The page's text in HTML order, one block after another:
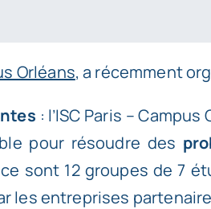
Orléans, a récemment
: l’ISC Paris – Campus
pour résoudre des
sont 12 groupes de 7
les entreprises